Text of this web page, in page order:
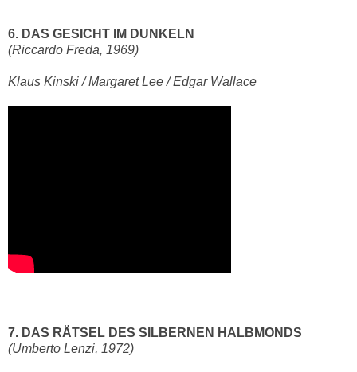
6. DAS GESICHT IM DUNKELN
(Riccardo Freda, 1969)
Klaus Kinski / Margaret Lee / Edgar Wallace
7. DAS RÄTSEL DES SILBERNEN HALBMONDS
(Umberto Lenzi, 1972)